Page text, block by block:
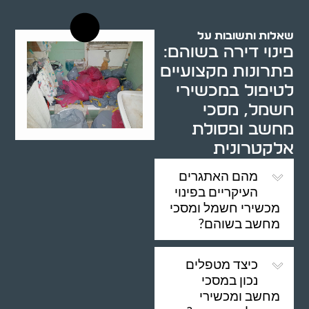
שאלות ותשובות על
פינוי דירה בשוהם:
פתרונות מקצועיים
לטיפול במכשירי
חשמל, מסכי
מחשב ופסולת
אלקטרונית
מהם האתגרים
העיקריים בפינוי
מכשירי חשמל ומסכי
מחשב בשוהם?
כיצד מטפלים
נכון במסכי
מחשב ומכשירי